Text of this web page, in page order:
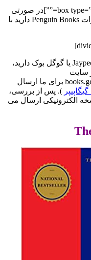
[box type=”info” align=”alignright” class=”” width=””]در صورتی
که نیاز به نسخه PDF هر کتابی از انتشارات Penguin Books دارید با
در صورتی که نیاز به دانلود هر کتابی از Jaypee یا گوگل بوک دارید،
سایت
www.jaypeebrothers.com و یا books.google.com برای ما ارسال
). پس از بررسی،
الکترونیکی ارسال می